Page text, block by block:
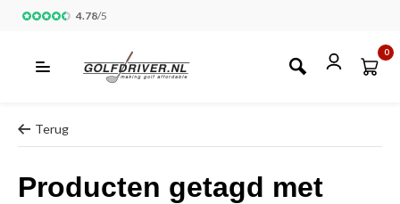
4.78/5
0
Terug
Producten getagd met